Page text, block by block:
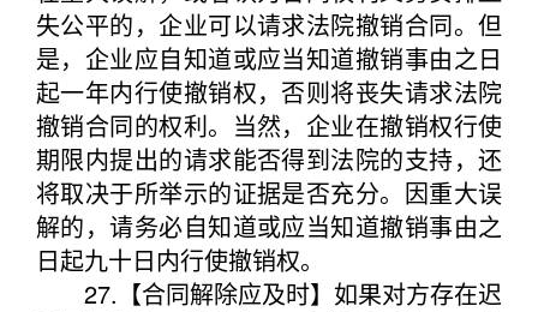
失公平的，企业可以请求法院撤销合同。但
是，企业应自知道或应当知道撤销事由之日
起一年内行使撤销权，否则将丧失请求法院
撤销合同的权利。当然，企业在撤销权行使
期限内提出的请求能否得到法院的支持，还
将取决于所举示的证据是否充分。因重大误
解的，请务必自知道或应当知道撤销事由之
日起九十日内行使撤销权。
27.【合同解除应及时】如果对方存在迟